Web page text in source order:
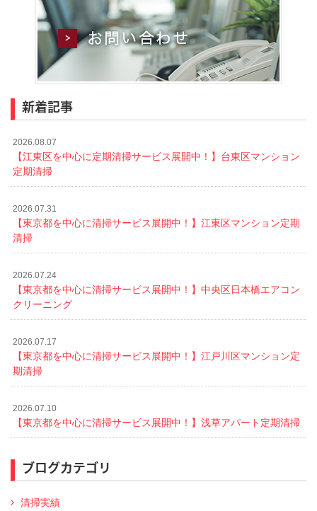
新着記事
2026.08.07
【江東区を中心に定期清掃サービス展開中！】台東区マンション
定期清掃
2026.07.31
【東京都を中心に清掃サービス展開中！】江東区マンション定期
清掃
2026.07.24
【東京都を中心に清掃サービス展開中！】中央区日本橋エアコン
クリーニング
2026.07.17
【東京都を中心に清掃サービス展開中！】江戸川区マンション定
期清掃
2026.07.10
【東京都を中心に清掃サービス展開中！】浅草アパート定期清掃
ブログカテゴリ
清掃実績